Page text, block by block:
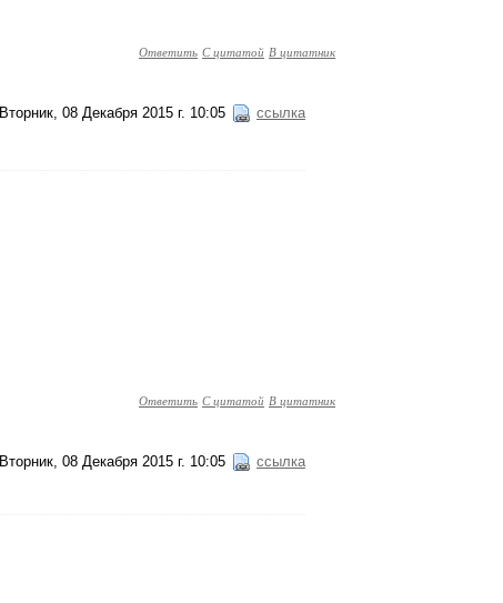
Ответить С цитатой В цитатник
Вторник, 08 Декабря 2015 г. 10:05 ссылка
Ответить С цитатой В цитатник
Вторник, 08 Декабря 2015 г. 10:05 ссылка